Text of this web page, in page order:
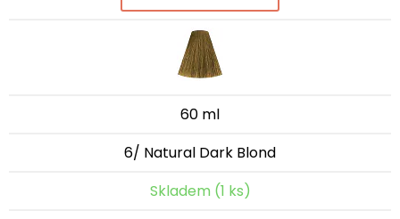
60 ml
6/ Natural Dark Blond
Skladem (1 ks)